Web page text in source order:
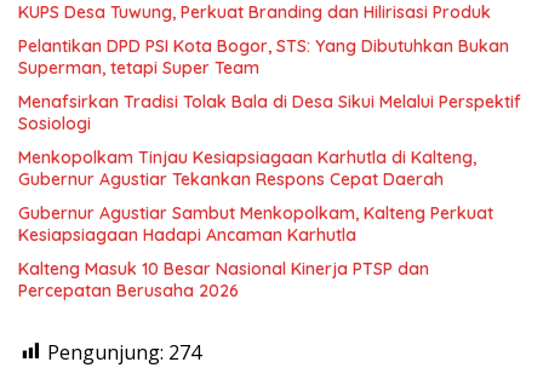
KUPS Desa Tuwung, Perkuat Branding dan Hilirisasi Produk
Pelantikan DPD PSI Kota Bogor, STS: Yang Dibutuhkan Bukan
Superman, tetapi Super Team
Menafsirkan Tradisi Tolak Bala di Desa Sikui Melalui Perspektif
Sosiologi
Menkopolkam Tinjau Kesiapsiagaan Karhutla di Kalteng,
Gubernur Agustiar Tekankan Respons Cepat Daerah
Gubernur Agustiar Sambut Menkopolkam, Kalteng Perkuat
Kesiapsiagaan Hadapi Ancaman Karhutla
Kalteng Masuk 10 Besar Nasional Kinerja PTSP dan
Percepatan Berusaha 2026
Pengunjung: 274